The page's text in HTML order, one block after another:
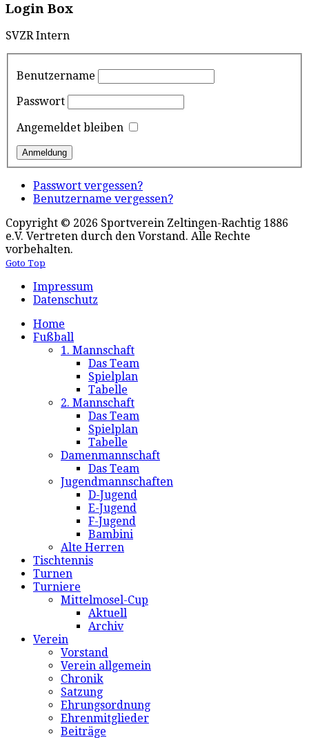
Login Box
SVZR Intern
Benutzername
Passwort
Angemeldet bleiben
Passwort vergessen?
Benutzername vergessen?
Copyright © 2026 Sportverein Zeltingen-Rachtig 1886
e.V. Vertreten durch den Vorstand. Alle Rechte
vorbehalten.
Goto Top
Impressum
Datenschutz
Home
Fußball
1. Mannschaft
Das Team
Spielplan
Tabelle
2. Mannschaft
Das Team
Spielplan
Tabelle
Damenmannschaft
Das Team
Jugendmannschaften
D-Jugend
E-Jugend
F-Jugend
Bambini
Alte Herren
Tischtennis
Turnen
Turniere
Mittelmosel-Cup
Aktuell
Archiv
Verein
Vorstand
Verein allgemein
Chronik
Satzung
Ehrungsordnung
Ehrenmitglieder
Beiträge